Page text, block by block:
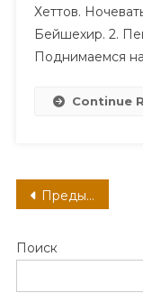
Хеттов.
Бейшехир. 2.
Поднимаемся
Continue
записям
Предыдущие записи
Поиск